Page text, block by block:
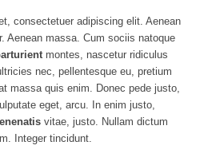
consectetuer adipiscing elit. Aenean
Aenean massa. Cum sociis natoque
montes, nascetur ridiculus
nec, pellentesque eu, pretium
massa quis enim. Donec pede justo,
eget, arcu. In enim justo,
vitae, justo. Nullam dictum
Integer tincidunt.